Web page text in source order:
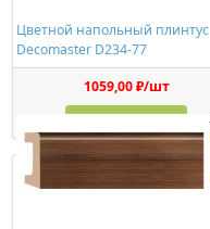
Цветной напольный плинтус
Decomaster D234-77
1059,00 ₽/шт
Купить